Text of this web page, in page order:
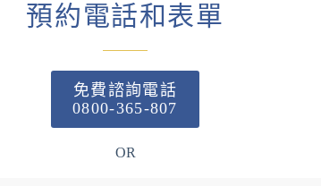
預約電話和表單
免費諮詢電話
0800-365-807
OR